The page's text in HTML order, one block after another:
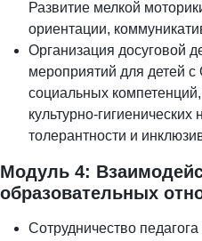
Развитие мелкой
ориентации,
Организация досуговой
мероприятий для детей
социальных
культурно-
толерантности и
Модуль 4:
образовательных
Сотрудничество